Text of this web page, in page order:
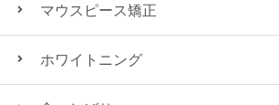
マウスピース矯正
ホワイトニング